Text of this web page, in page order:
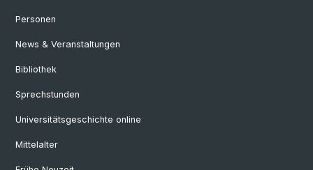
Personen
News & Veranstaltungen
Bibliothek
Sprechstunden
Universitätsgeschichte online
Mittelalter